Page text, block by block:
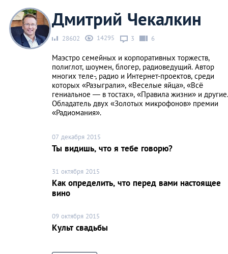
Дмитрий Чекалкин
28602 14295 3 6
Маэстро семейных и корпоративных торжеств,
полиглот, шоумен, блогер, радиоведущий. Автор
многих теле-, радио и Интернет-проектов, среди
которых «Разыграли», «Веселые яйца», «Всё
гениальное — в тостах», «Правила жизни» и другие.
Обладатель двух «Золотых микрофонов» премии
«Радиомания».
07 декабря 2015
Ты видишь, что я тебе говорю?
31 октября 2015
Как определить, что перед вами настоящее
вино
09 октября 2015
Культ свадьбы